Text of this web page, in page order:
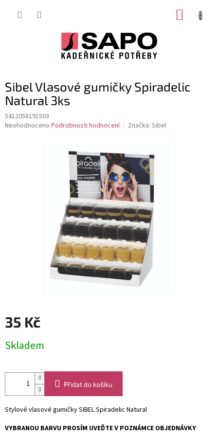
Sibel Vlasové gumičky Spiradelic
Natural 3ks
5412058191503
Průměrné
Neohodnoceno Podrobnosti hodnocení Značka: Sibel
35 Kč
cena:
Skladem
Přidat do košíku
Stylové vlasové gumičkySIBELSpiradelic Natural
VYBRANOU BARVU PROSÍM UVEĎTE V POZNÁMCE OBJEDNÁVKY